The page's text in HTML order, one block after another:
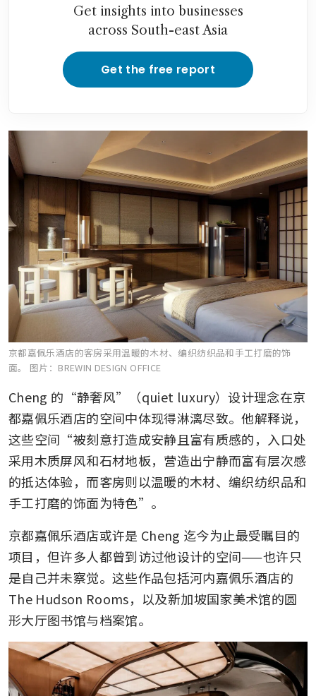
Get insights into businesses
across South-east Asia
Get the free report
京都嘉佩乐酒店的客房采用温暖的木材、编织纺织品和手工打磨的饰
面。 图片：BREWIN DESIGN OFFICE
Cheng 的“静奢风”（quiet luxury）设计理念在京
都嘉佩乐酒店的空间中体现得淋漓尽致。他解释说，
这些空间“被刻意打造成安静且富有质感的，入口处
采用木质屏风和石材地板，营造出宁静而富有层次感
的抵达体验，而客房则以温暖的木材、编织纺织品和
手工打磨的饰面为特色”。
京都嘉佩乐酒店或许是 Cheng 迄今为止最受瞩目的
项目，但许多人都曾到访过他设计的空间——也许只
是自己并未察觉。这些作品包括河内嘉佩乐酒店的
The Hudson Rooms，以及新加坡国家美术馆的圆
形大厅图书馆与档案馆。